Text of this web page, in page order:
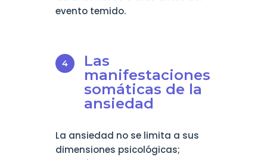
evento temido.
Las
manifestaciones
somáticas de la
ansiedad
La ansiedad no se limita a sus
dimensiones psicológicas;